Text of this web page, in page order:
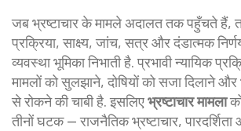
जब भ्रष्टाचार के मामले अदालत तक पहुँचते हैं,
प्रक्रिया,साक्ष्य, जांच, सत्र और दंडात्मक
व्यवस्थाभूमिका निभाती है. प्रभावी न्यायिक
मामलों को सुलझाने, दोषियों को सजा दिलाने और
से रोकने की चाबी है. इसलिएभ्रष्टाचार मामला
तीनों घटक — राजनैतिक भ्रष्टाचार, पारदर्शिता